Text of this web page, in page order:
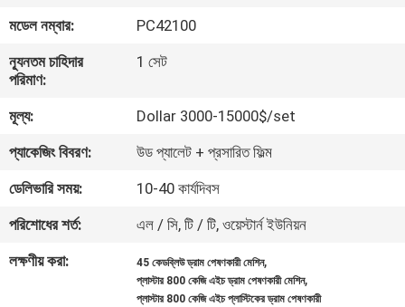
কারখানা
ভ্রমণ
মান
নিয়ন্ত্রণ
যোগাযোগ
করুন
মডেল নম্বার:
PC42100
ন্যূনতম চাহিদার
পরিমাণ:
1 সেট
মূল্য:
Dollar 3000-15000$/set
প্যাকেজিং বিবরণ:
উড প্যালেট + প্রসারিত ফিল্ম
ডেলিভারি সময়:
10-40 কার্যদিবস
পরিশোধের শর্ত:
এল / সি, টি / টি, ওয়েস্টার্ন ইউনিয়ন
লক্ষণীয় করা:
45 কেডব্লিউ ড্রাম পেষণকারী মেশিন,
প্লাস্টার 800 কেজি এইচ ড্রাম পেষণকারী মেশিন,
প্লাস্টার 800 কেজি এইচ প্লাস্টিকের ড্রাম পেষণকারী